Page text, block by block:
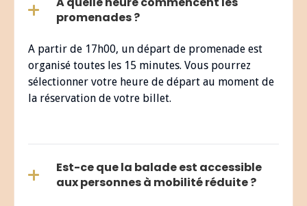
promenades ?
A partir de 17h00, un départ de promenade est
organisé toutes les 15 minutes. Vous pourrez
sélectionner votre heure de départ au moment de
la réservation de votre billet.
Est-ce que la balade est accessible
aux personnes à mobilité réduite ?